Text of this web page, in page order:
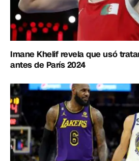
Imane Khelif revela que usó
antes de París 2024